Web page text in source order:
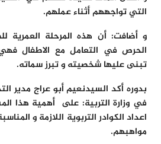
التي تواجههم أثناء عملهم.
و أضافت: أن هذه المرحلة العمرية
الحرص في التعامل مع الاطفال فهي
تبنى عليها شخصيته و تبرز سماته.
بدوره أكد السيدنعيم أبو عراج مدير
في وزارة التربية: على أهمية هذا
اعداد الكوادر التربوية اللازمة و
مواهبهم.